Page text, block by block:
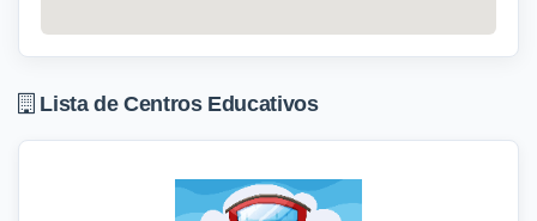
Lista de Centros Educativos